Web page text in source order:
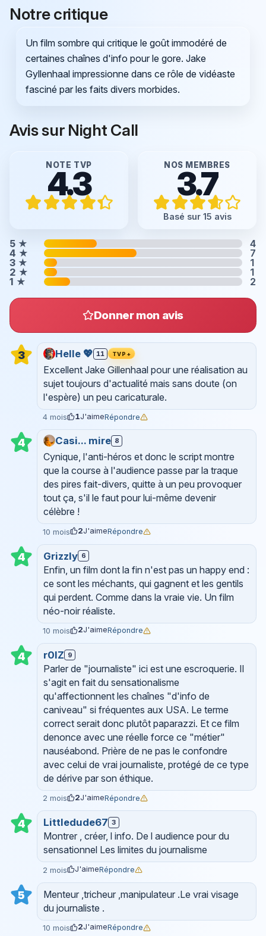
Notre critique
Un film sombre qui critique le goût immodéré de
certaines chaînes d'info pour le gore. Jake
Gyllenhaal impressionne dans ce rôle de vidéaste
fasciné par les faits divers morbides.
Avis sur Night Call
NOTE TVP
4.3 NOS MEMBRES
3.7
Basé sur 15 avis
5 ★
4
4 ★
7
3 ★
1
2 ★
1
1 ★ 2
Donner mon avis
3 Helle 💖 11 TVP+
Excellent Jake Gillenhaal pour une réalisation au
sujet toujours d'actualité mais sans doute (on
l'espère) un peu caricaturale.
4 mois 1J'aimeRépondre
4 Casi... mire 8
Cynique, l'anti-héros et donc le script montre
que la course à l'audience passe par la traque
des pires fait-divers, quitte à un peu provoquer
tout ça, s'il le faut pour lui-même devenir
célèbre !
10 mois 2J'aimeRépondre
4 Grizzly 6
Enfin, un film dont la fin n'est pas un happy end :
ce sont les méchants, qui gagnent et les gentils
qui perdent. Comme dans la vraie vie. Un film
néo-noir réaliste.
10 mois 2J'aimeRépondre
4 r0lZ 9
Parler de "journaliste" ici est une escroquerie. Il
s'agit en fait du sensationalisme
qu'affectionnent les chaînes "d'info de
caniveau" si fréquentes aux USA. Le terme
correct serait donc plutôt paparazzi. Et ce film
denonce avec une réelle force ce "métier"
nauséabond. Prière de ne pas le confondre
avec celui de vrai journaliste, protégé de ce type
de dérive par son éthique.
2 mois 2J'aimeRépondre
4 Littledude67 3
Montrer , créer, l info. De l audience pour du
sensationnel Les limites du journalisme
2 mois J'aimeRépondre
5
Menteur ,tricheur ,manipulateur .Le vrai visage
du journaliste .
10 mois 2J'aimeRépondre